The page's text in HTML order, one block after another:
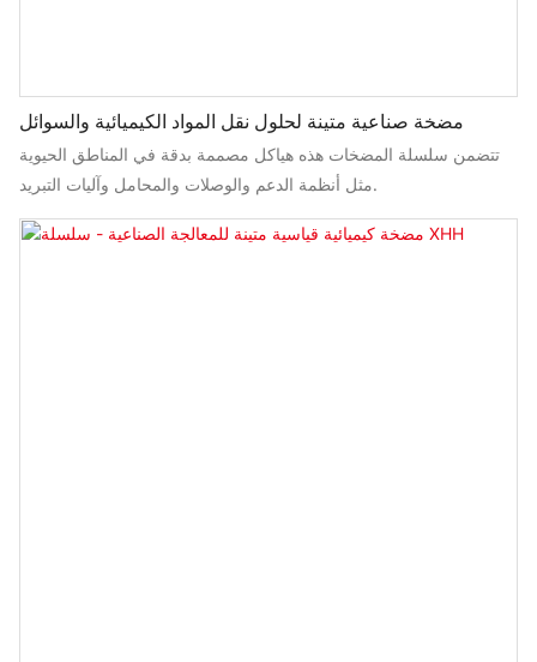
مضخة صناعية متينة لحلول نقل المواد الكيميائية والسوائل
تتضمن سلسلة المضخات هذه هياكل مصممة بدقة في المناطق الحيوية
مثل أنظمة الدعم والوصلات والمحامل وآليات التبريد.